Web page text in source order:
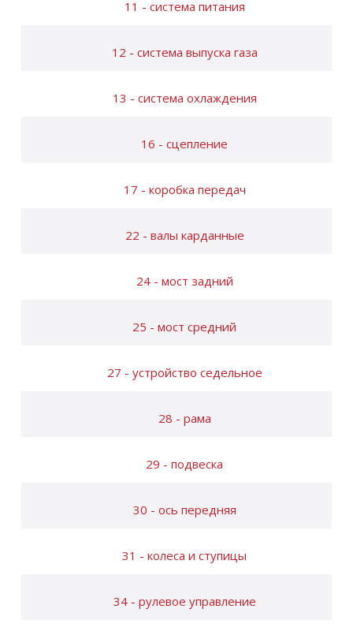
11 - система питания
12 - система выпуска газа
13 - система охлаждения
16 - сцепление
17 - коробка передач
22 - валы карданные
24 - мост задний
25 - мост средний
27 - устройство седельное
28 - рама
29 - подвеска
30 - ось передняя
31 - колеса и ступицы
34 - рулевое управление